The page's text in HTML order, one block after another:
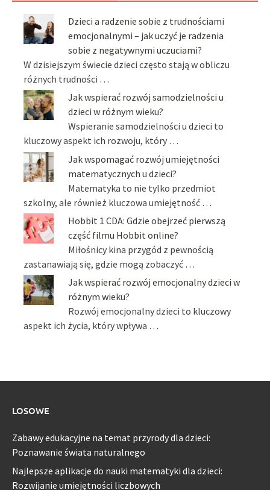
Dzieci a radzenie sobie z trudnościami
emocjonalnymi – jak uczyć je radzenia
sobie z negatywnymi uczuciami?
W dzisiejszym świecie dzieci często stają w obliczu
różnych trudności …
Jak wspierać rozwój samodzielności u
dzieci w różnym wieku?
Wspieranie samodzielności u dzieci to
kluczowy aspekt ich rozwoju, który …
Jak wspomagać rozwój umiejętności
matematycznych u dzieci?
Matematyka to nie tylko przedmiot
szkolny, ale również kluczowa umiejętność …
Hobbit 1 CDA: Gdzie obejrzeć pierwszą
część filmu Hobbit online?
Miłośnicy kina przygód z pewnością
zastanawiają się, gdzie mogą zobaczyć …
Jak wspierać rozwój emocjonalny dzieci w
różnym wieku?
Rozwój emocjonalny dzieci to kluczowy
aspekt ich życia, który wpływa …
LOSOWE
Zabawy edukacyjne na temat przyrody dla dzieci:
Poznawanie świata naturalnego
Najlepsze aplikacje do nauki matematyki dla dzieci:
Rozwijanie umiejętności liczbowych